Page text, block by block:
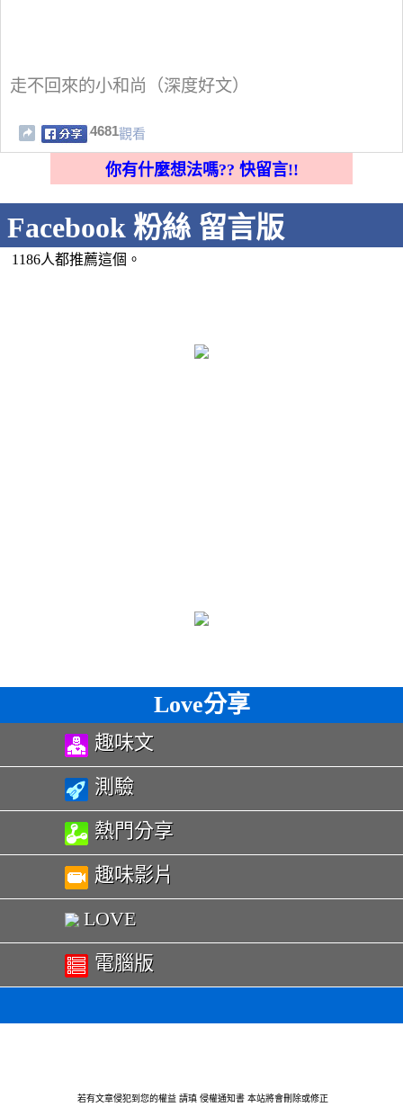
走不回來的小和尚（深度好文）
4681觀看
你有什麼想法嗎?? 快留言!!
Facebook 粉絲 留言版
1186人都推薦這個。
Love分享
趣味文
測驗
熱門分享
趣味影片
LOVE
電腦版
若有文章侵犯到您的權益 請瑱 侵權通知書 本站將會刪除或修正